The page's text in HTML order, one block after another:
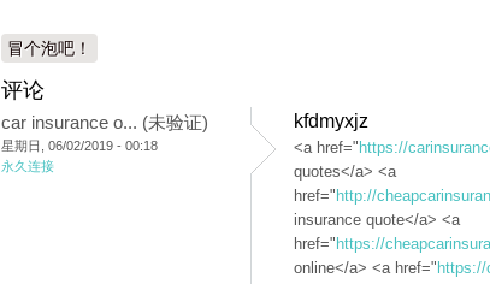
冒个泡吧！
评论
car insurance o... (未验证)
星期日, 06/02/2019 - 00:18
永久连接
kfdmyxjz
<a href=" https://
quotes</a> <a
href=" http://
insurance quote</a> <a
href=" https://
online</a> <a href="